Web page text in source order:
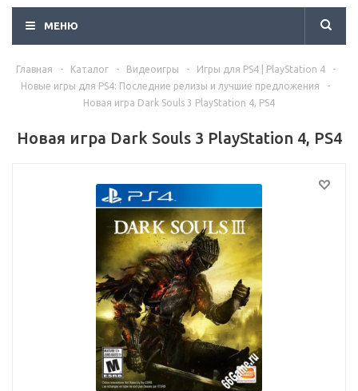
МЕНЮ
Главная - Каталог - Видеоигры - Игры для PS4 | PlayStation 4
-
Новые игры для PS4: Последние релизы и лучшие предложения
-
Новая игра Dark Souls 3 PlayStation 4, PS4
Новая игра Dark Souls 3 PlayStation 4, PS4